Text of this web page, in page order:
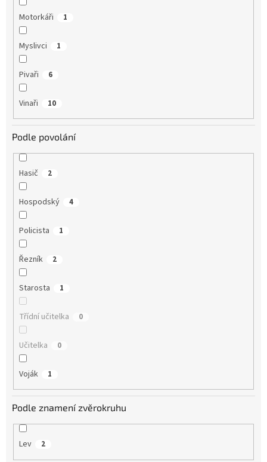
Motorkáři 1
Myslivci 1
Pivaři 6
Vinaři 10
Podle povolání
Hasič 2
Hospodský 4
Policista 1
Řezník 2
Starosta 1
Třídní učitelka 0
Učitelka 0
Voják 1
Podle znamení zvěrokruhu
Lev 2